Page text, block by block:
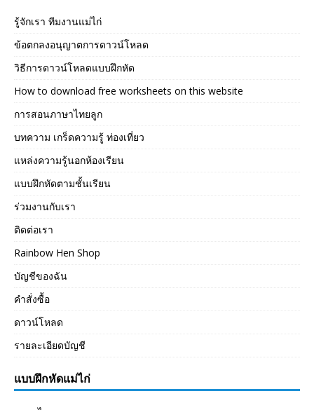
รู้จักเรา ทีมงานแม่ไก่
ข้อตกลงอนุญาตการดาวน์โหลด
วิธีการดาวน์โหลดแบบฝึกหัด
How to download free worksheets on this website
การสอนภาษาไทยลูก
บทความ เกร็ดความรู้ ท่องเที่ยว
แหล่งความรู้นอกห้องเรียน
แบบฝึกหัดตามชั้นเรียน
ร่วมงานกับเรา
ติดต่อเรา
Rainbow Hen Shop
บัญชีของฉัน
คำสั่งซื้อ
ดาวน์โหลด
รายละเอียดบัญชี
แบบฝึกหัดแม่ไก่